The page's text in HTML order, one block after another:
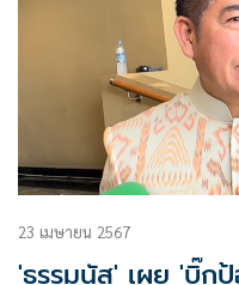
23 เมษายน 2567
'ธรรมนัส' เผย 'บิ๊ก